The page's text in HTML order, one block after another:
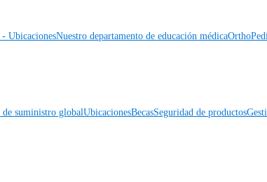
UbicacionesNuestro departamento de educación médica
suministro globalUbicacionesBecasSeguridad de productos